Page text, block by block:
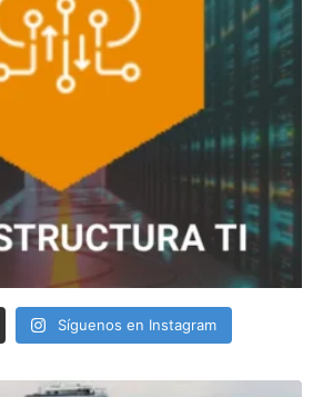
Síguenos en Instagram